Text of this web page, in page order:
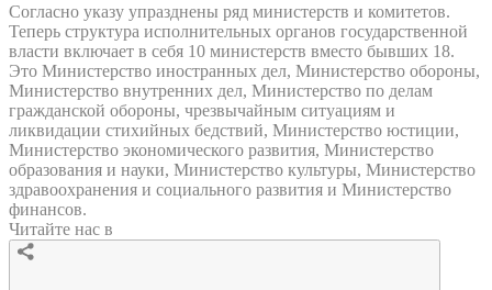
Согласно указу упразднены ряд министерств и комитетов.
Теперь структура исполнительных органов государственной
власти включает в себя 10 министерств вместо бывших 18.
Это Министерство иностранных дел, Министерство обороны,
Министерство внутренних дел, Министерство по делам
гражданской обороны, чрезвычайным ситуациям и
ликвидации стихийных бедствий, Министерство юстиции,
Министерство экономического развития, Министерство
образования и науки, Министерство культуры, Министерство
здравоохранения и социального развития и Министерство
финансов.
Читайте нас в